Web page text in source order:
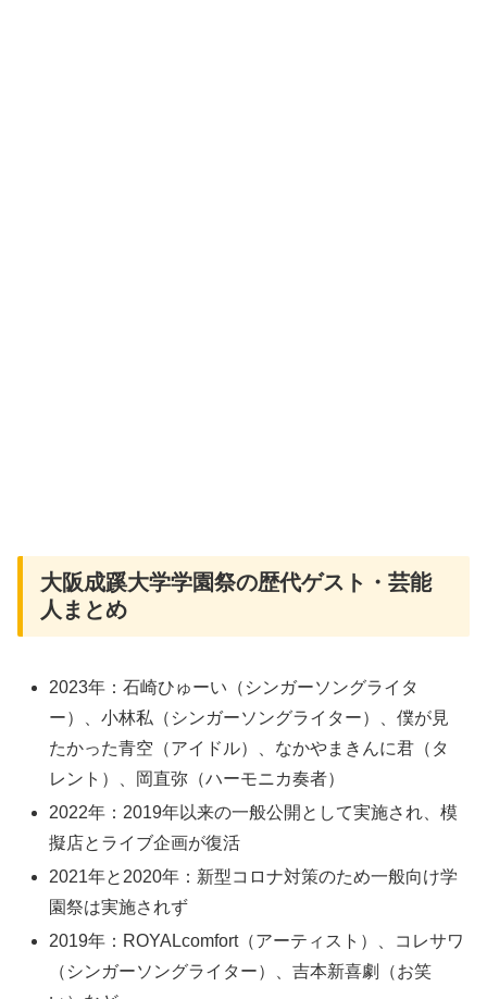
大阪成蹊大学学園祭の歴代ゲスト・芸能
人まとめ
2023年：石崎ひゅーい（シンガーソングライタ
ー）、小林私（シンガーソングライター）、僕が見
たかった青空（アイドル）、なかやまきんに君（タ
レント）、岡直弥（ハーモニカ奏者）
2022年：2019年以来の一般公開として実施され、模
擬店とライブ企画が復活
2021年と2020年：新型コロナ対策のため一般向け学
園祭は実施されず
2019年：ROYALcomfort（アーティスト）、コレサワ
（シンガーソングライター）、吉本新喜劇（お笑